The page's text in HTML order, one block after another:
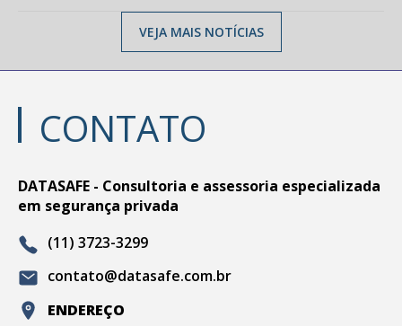
VEJA MAIS NOTÍCIAS
CONTATO
DATASAFE - Consultoria e assessoria especializada
em segurança privada
(11) 3723-3299
contato@datasafe.com.br
ENDEREÇO